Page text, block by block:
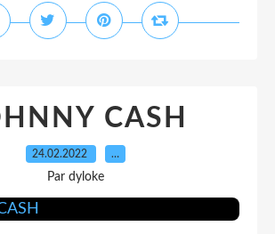
CASH
24.02.2022 …
Par dyloke